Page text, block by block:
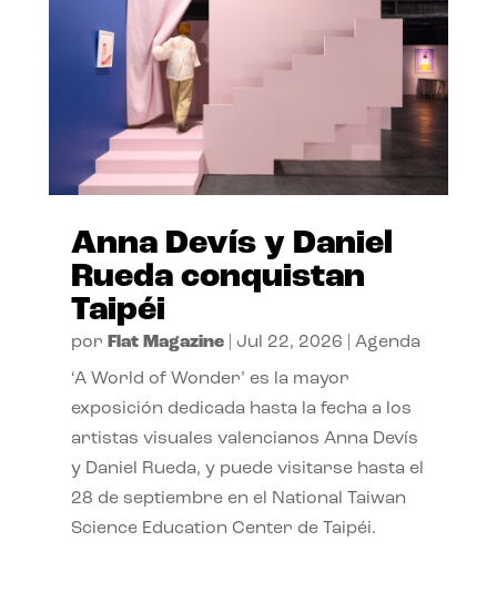
Anna Devís y Daniel
Rueda conquistan
Taipéi
por Flat Magazine| Jul 22, 2026 Agenda
‘A World of Wonder’ es la mayor
exposición dedicada hasta la fecha a los
artistas visuales valencianos Anna Devís
y Daniel Rueda, y puede visitarse hasta el
28 de septiembre en el National Taiwan
Science Education Center de Taipéi.